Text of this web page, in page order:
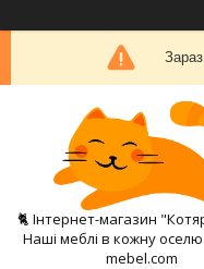
🐈 Інтернет-магазин
Наші меблі в кожну
mebel.com